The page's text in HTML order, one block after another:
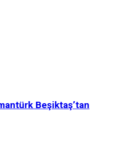
Beşiktaş’tan